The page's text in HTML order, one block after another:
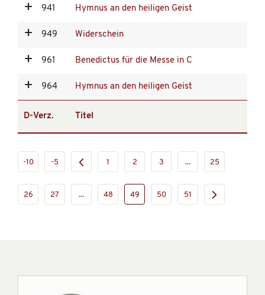
941 Hymnus an den heiligen Geist
949 Widerschein
961 Benedictus für die Messe in C
964 Hymnus an den heiligen Geist
D-Verz. Titel
-10 -5 1 2 3 ... 25
26 27 ... 48 49 50 51